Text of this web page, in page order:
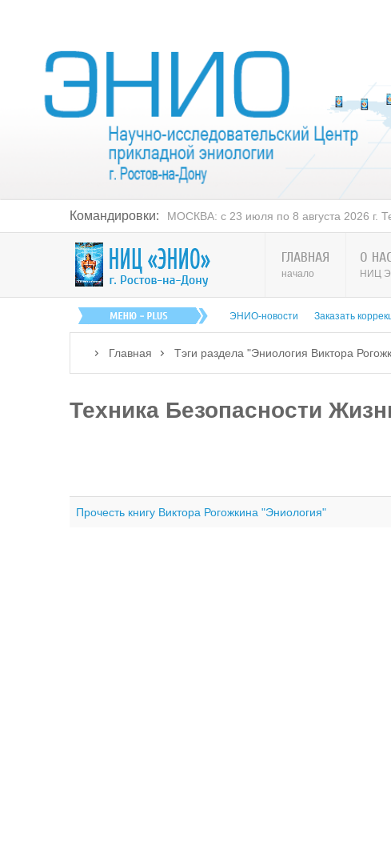
Командировки:МОСКВА: с 23 июля по 8 августа 2026 г. Тел:
ГЛАВНАЯ
начало
О
НИЦ
ЭНИО-новости Заказать
Главная Тэги раздела "Эниология Виктора
Техника Безопасности
Прочесть книгу Виктора Рогожкина "Эниология"